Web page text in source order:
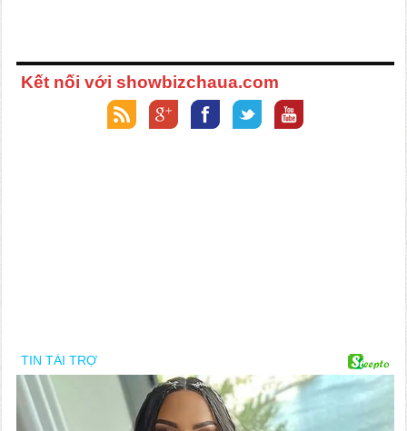
Kết nối với showbizchaua.com